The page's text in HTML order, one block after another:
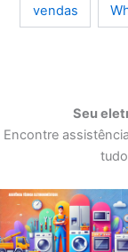
vendas
Seu
Encontre